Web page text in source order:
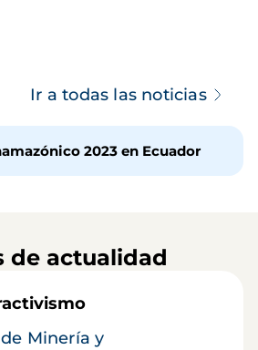
Ir a todas las noticias
2023 en Ecuador
de actualidad
Minería y